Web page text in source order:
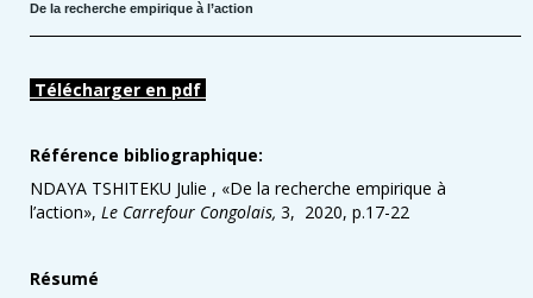
De la recherche empirique à l’action
Télécharger en pdf
Référence bibliographique:
NDAYA TSHITEKU Julie , «De la recherche empirique à
l’action», Le Carrefour Congolais, 3, 2020, p.17-22
Résumé